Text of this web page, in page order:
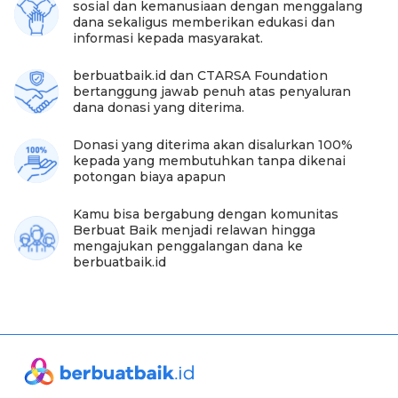
"Saya dibilang orang-orang itu pengemis minta
minta uang. Aku yang ngurus, ga punya duit kalau
ga punya duit ya anakku mati, kalau ga kayak gini
Emang dia mau urus semuanya," ucapnya terisak.
Beruntung, hidup Wagiyem berubah dan bisa
mengucapkan banyak terima kasih kepada sahabat
baik yang bermurah hati membantunya.
"Terima kasih atas dukungannya, saya terima kasih
sudah pedulikan anak saya. Semoga dikasi banyak
berkah dan rezeki. Saya ga bisa bales Allah yang
maha tahu," tambahnya masih dengan air mata di
dukungan sahabat baik.
sosial dan kemanusiaan dengan menggalang
dana sekaligus memberikan edukasi dan
informasi kepada masyarakat.
berbuatbaik.id dan CTARSA Foundation
bertanggung jawab penuh atas penyaluran
dana donasi yang diterima.
Donasi yang diterima akan disalurkan 100%
kepada yang membutuhkan tanpa dikenai
potongan biaya apapun
Kamu bisa bergabung dengan komunitas
Berbuat Baik menjadi relawan hingga
mengajukan penggalangan dana ke
berbuatbaik.id